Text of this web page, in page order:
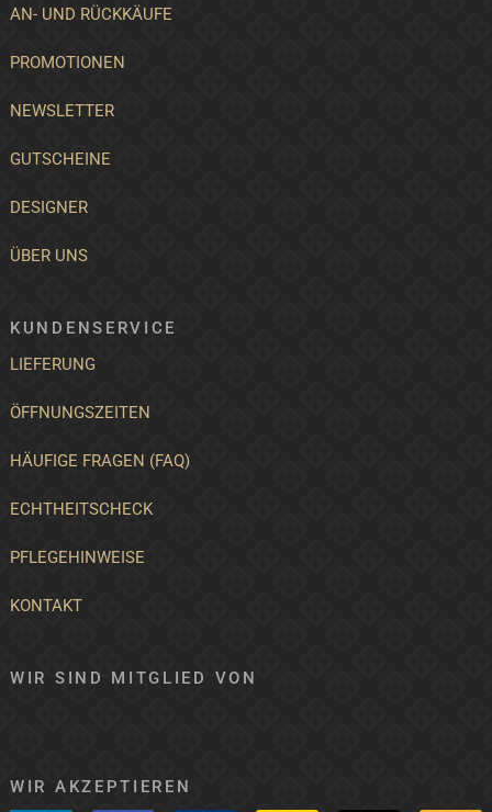
AN- UND RÜCKKÄUFE
PROMOTIONEN
NEWSLETTER
GUTSCHEINE
DESIGNER
ÜBER UNS
KUNDENSERVICE
LIEFERUNG
ÖFFNUNGSZEITEN
HÄUFIGE FRAGEN (FAQ)
ECHTHEITSCHECK
PFLEGEHINWEISE
KONTAKT
WIR SIND MITGLIED VON
WIR AKZEPTIEREN